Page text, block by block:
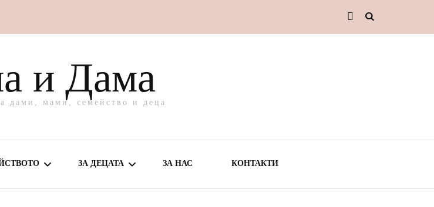
и Дама
дами, мами, семейство и деца
ЗА ДЕЦАТА ЗА НАС КОНТАКТИ